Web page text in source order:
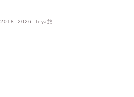
2018–2026 teya旅
プライバシーポリシー